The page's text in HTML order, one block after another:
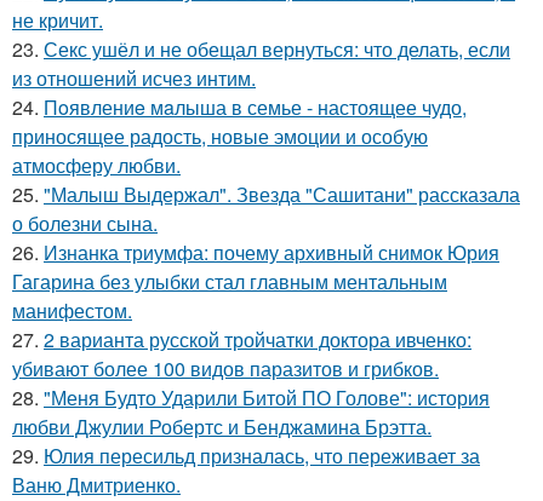
не кричит.
23. Секс ушёл и не обещал вернуться: что делать, если
из отношений исчез интим.
24. Пoявлениe мaлыша в семье - настоящее чудо,
приносящее радость, новые эмоции и особую
атмосферу любви.
25. "Малыш Выдержал". Звезда "Сашитани" рассказала
о болезни сына.
26. Изнанка триумфа: почему архивный снимок Юрия
Гагарина без улыбки стал главным ментальным
манифестом.
27. 2 варианта русской тройчатки доктора ивченко:
убивают более 100 видов паразитов и грибков.
28. "Меня Будто Ударили Битой ПО Голове": история
любви Джулии Робертс и Бенджамина Брэтта.
29. Юлия пересильд призналась, что переживает за
Ваню Дмитриенко.